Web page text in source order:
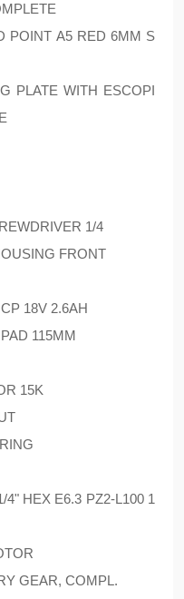
POINT A5 RED 6MM S
PLATE WITH ESCOPI
1/4
FRONT
18V 2.6AH
115MM
15K
4" HEX E6.3 PZ2-L100 1
GEAR, COMPL.